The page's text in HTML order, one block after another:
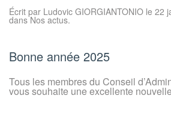
Écrit par Ludovic GIORGIANTONIO le 22
dansNos actus.
Bonne année 2025
Tous les membres du Conseil
vous souhaite une excellente